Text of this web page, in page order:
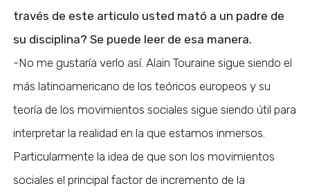
través de este articulo usted mató a un padre de
su disciplina? Se puede leer de esa manera.
-No me gustaría verlo así. Alain Touraine sigue siendo el
más latinoamericano de los teóricos europeos y su
teoría de los movimientos sociales sigue siendo útil para
interpretar la realidad en la que estamos inmersos.
Particularmente la idea de que son los movimientos
sociales el principal factor de incremento de la